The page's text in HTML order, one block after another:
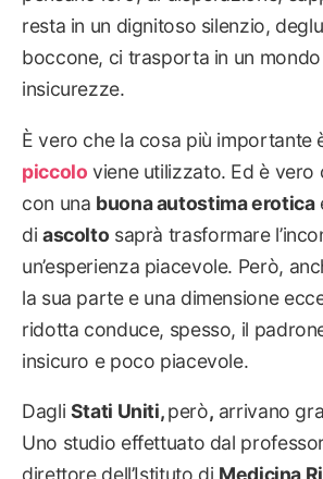
resta in un dignitoso silenzio,
boccone, ci trasporta in un
insicurezze.
È vero che la cosa più importante
piccolo viene utilizzato. Ed è vero
con una buona autostima erotica
di ascolto saprà trasformare
un’esperienza piacevole. Però,
la sua parte e una dimensione
ridotta conduce, spesso, il
insicuro e poco piacevole.
Dagli Stati Uniti,però, arrivano
Uno studio effettuato dal professor
direttore dell’Istituto di Medicina